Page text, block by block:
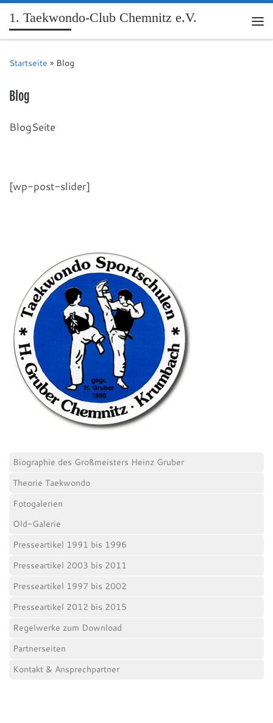
1. Taekwondo-Club Chemnitz e.V.
Startseite » Blog
Blog
BlogSeite
[wp-post-slider]
Biographie des Großmeisters Heinz Gruber
Theorie Taekwondo
Fotogalerien
Old-Galerie
Presseartikel 1991 bis 1996
Presseartikel 2003 bis 2011
Presseartikel 1997 bis 2002
Presseartikel 2012 bis 2015
Regelwerke zum Download
Partnerseiten
Kontakt & Ansprechpartner